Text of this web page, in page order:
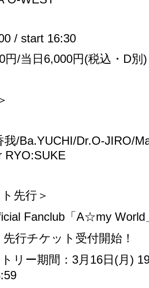
/ start 16:30
円/当日6,000円(税込・D別)
我/Ba.YUCHI/Dr.O-JIRO/
RYO:SUKE
先行＞
Fanclub「A☆my World
行チケット受付開始！
リー期間：3月16日(月)